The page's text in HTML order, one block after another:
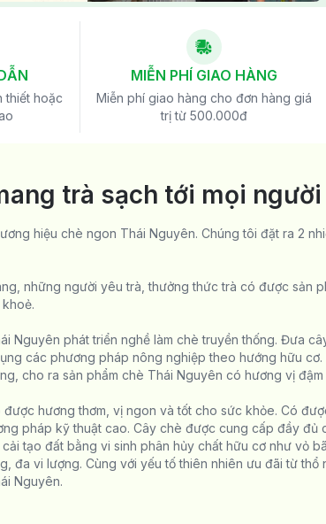
thiết hoặc
MIỄN PHÍ GIAO HÀNG
Miễn phí giao hàng cho đơn hàng giá
trị từ 500.000đ
trà sạch tới mọi người
hiệu chè ngon Thái Nguyên. Chúng tôi đặt ra 2
những người yêu trà, thưởng thức trà có được sản
Nguyên phát triển nghề làm chè truyền thống. Đưa
các phương pháp nông nghiệp theo hướng hữu cơ.
cho ra sản phẩm chè Thái Nguyên có hương vị đậm
hương thơm, vị ngon và tốt cho sức khỏe. Có
pháp kỹ thuật cao. Cây chè được cung cấp đầy đủ
tạo đất bằng vi sinh phân hủy chất hữu cơ như vỏ
đa vi lượng. Cùng với yếu tố thiên nhiên ưu đãi từ thổ
Nguyên.